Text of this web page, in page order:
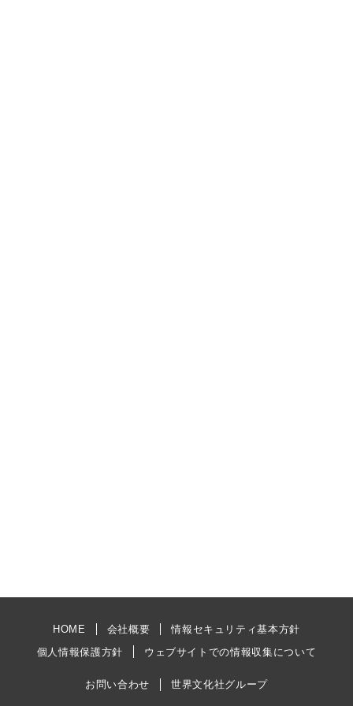
HOME 会社概要
情報セキュリティ基本方針
個人情報保護方針
ウェブサイトでの情報収集について
お問い合わせ 世界文化社グループ